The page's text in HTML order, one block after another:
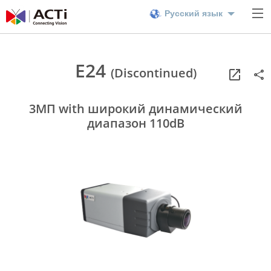
Русский язык
E24 (Discontinued)
3МП with широкий динамический
диапазон 110dB